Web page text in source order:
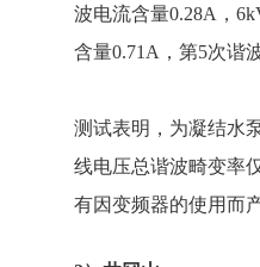
波电流含量0.28A，
含量0.71A，第5次谐
测试表明，为凝结水
线电压总谐波畸变率
有因变频器的使用而